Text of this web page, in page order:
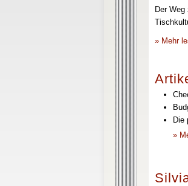
Der
» Mehr
Die
»